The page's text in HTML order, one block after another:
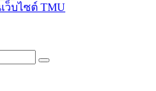
ว็บไซต์ TMU